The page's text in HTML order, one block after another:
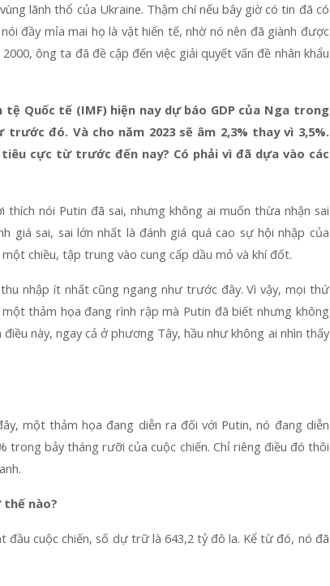
lãnh thổ của Ukraine. Thậm chí nếu bây giờ có tin đã có
đầy mỉa mai họ là vật hiến tế, nhờ nó nên đã giành được
ông ta đã đề cập đến việc giải quyết vấn đề nhân khẩu
tệ Quốc tế (IMF) hiện nay dự báo GDP của Nga trong
trước đó. Và cho năm 2023 sẽ âm 2,3% thay vì 3,5%.
cực từ trước đến nay? Có phải vì đã dựa vào các
nói Putin đã sai, nhưng không ai muốn thừa nhận sai
giá sai, sai lớn nhất là đánh giá quá cao sự hội nhập của
chiều, tập trung vào cung cấp dầu mỏ và khí đốt.
nhập ít nhất cũng ngang như trước đây. Vì vậy, mọi thứ
thảm họa đang rình rập mà Putin đã biết nhưng không
này, ngay cả ở phương Tây, hầu như không ai nhìn thấy
một thảm họa đang diễn ra đối với Putin, nó đang diễn
bảy tháng rưỡi của cuộc chiến. Chỉ riêng điều đó thôi
thế nào?
đầu cuộc chiến, số dự trữ là 643,2 tỷ đô la. Kể từ đó, nó đã